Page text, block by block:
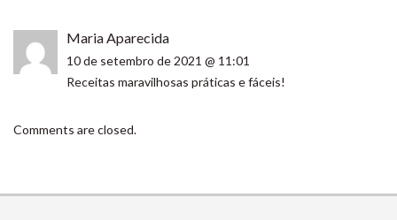
Maria Aparecida
10 de setembro de 2021 @ 11:01
Receitas maravilhosas práticas e fáceis!
Comments are closed.